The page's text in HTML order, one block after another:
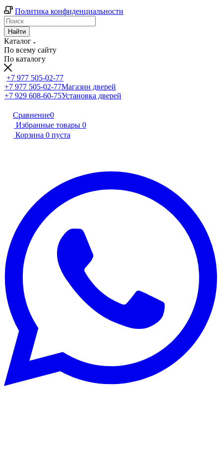
Политика конфиденциальности
Найти
Каталог
По всему сайту
По каталогу
+7 977 505-02-77
+7 977 505-02-77Магазин дверей
+7 929 608-60-75Установка дверей
Сравнение0
Избранные товары 0
Корзина 0 пуста